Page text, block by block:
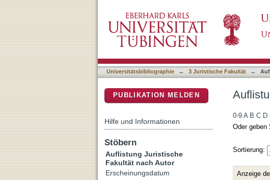
Universitätsbibliographie → 3 Juristische Fakultät →
0-9 A B C D
Oder geben
Sortierung:
Anzeige
PUBLIKATION MELDEN
Hilfe und Informationen
Stöbern
Auflistung Juristische
Fakultät nach Autor
Erscheinungsdatum